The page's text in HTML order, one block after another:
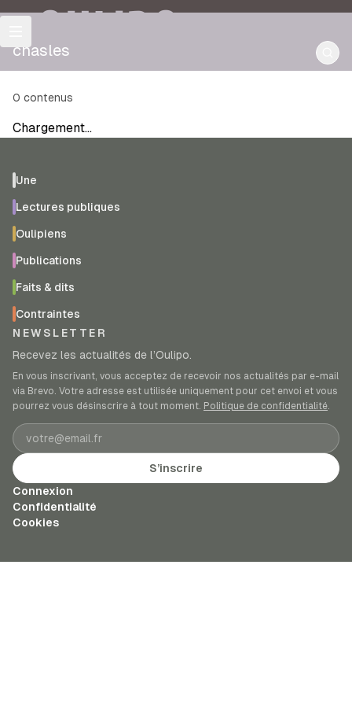
OULIPO
chasles
0 contenus
Chargement…
Une
Lectures publiques
Oulipiens
Publications
Faits & dits
Contraintes
NEWSLETTER
Recevez les actualités de l’Oulipo.
En vous inscrivant, vous acceptez de recevoir nos actualités par e-mail
via Brevo. Votre adresse est utilisée uniquement pour cet envoi et vous
pourrez vous désinscrire à tout moment. Politique de confidentialité.
Adresse e-mail
S’inscrire
Connexion
Confidentialité
Cookies